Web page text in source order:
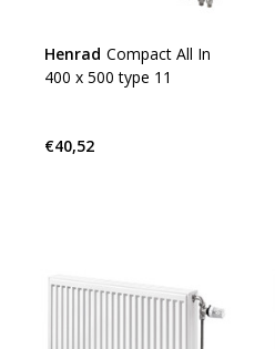
Henrad Compact All In
400 x 500 type 11
€40,52